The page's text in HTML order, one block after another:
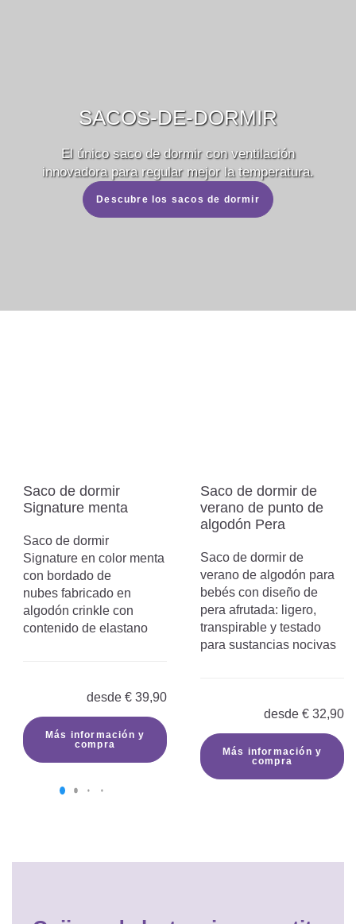
SACOS-DE-DORMIR
El único saco de dormir con ventilación
innovadora para regular mejor la temperatura.
Descubre los sacos de dormir
Saco de dormir
Signature menta
Saco de dormir
Signature en color menta
con bordado de
nubes fabricado en
algodón crinkle con
contenido de elastano
desde € 39,90
Más información y
compra
Saco de dormir de
verano de punto de
algodón Pera
Saco de dormir de
verano de algodón para
bebés con diseño de
pera afrutada: ligero,
transpirable y testado
para sustancias nocivas
desde € 32,90
Más información y
compra